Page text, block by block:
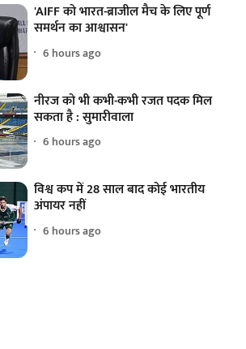
'AIFF को भारत-ब्राजील मैच के लिए पूर्ण
समर्थन का आश्वासन'
6 hours ago
नीरज को भी कभी-कभी रजत पदक मिल
सकता है : सुमारीवाला
6 hours ago
विश्व कप में 28 साल बाद कोई भारतीय
अंपायर नहीं
6 hours ago